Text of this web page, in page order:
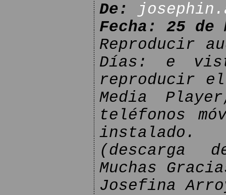
De:
Fecha: 25 de
Reproducir
Días: e
reproducir el
Media
teléfonos
instalado.
(descarga
Muchas
Josefina